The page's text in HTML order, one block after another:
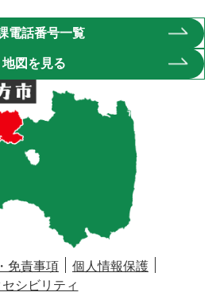
電話番号一覧
地図を見る
免責事項
個人情報保護
シビリティ